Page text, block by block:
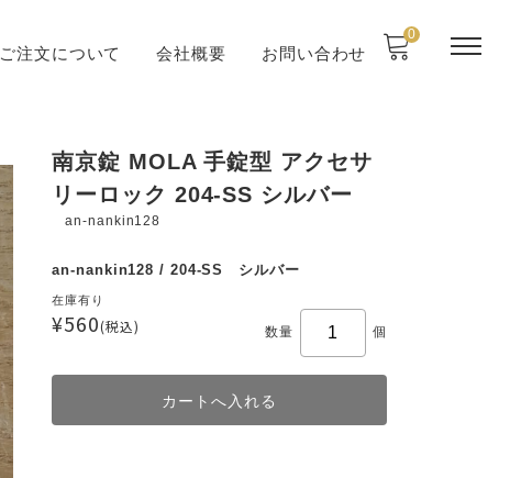
ご注文について 会社概要 お問い合わせ
0
南京錠 MOLA 手錠型 アクセサ
リーロック 204-SS シルバー
an-nankin128
an-nankin128 / 204-SS シルバー
在庫有り
¥560(税込) 数量 個